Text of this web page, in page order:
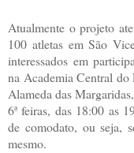
Atualmente o projeto
100 atletas em São
interessados em
na Academia Central
Alameda das
6ª feiras, das 18:00 as
de comodato, ou seja,
mesmo.